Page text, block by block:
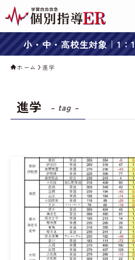
小・中・高校生対象｜1
ホーム 進学
進学 – tag –